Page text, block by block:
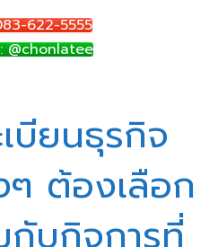
622-5555
@chonlatee
บียนธุรกิจ
ๆ ต้องเลือก
กับกิจการที่